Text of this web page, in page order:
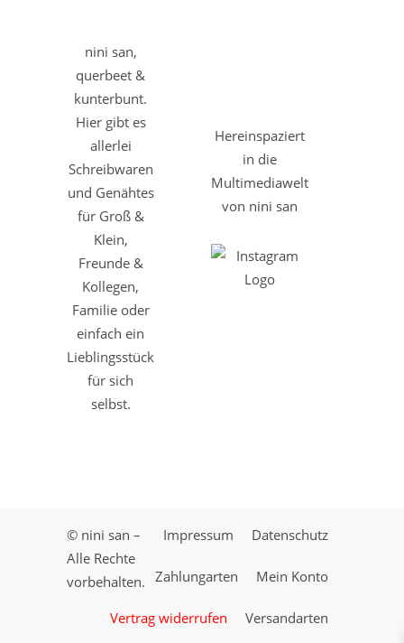
nini san,
querbeet &
kunterbunt.
Hier gibt es
allerlei
Schreibwaren
und Genähtes
für Groß &
Klein,
Freunde &
Kollegen,
Familie oder
einfach ein
Lieblingsstück
für sich
selbst.
Hereinspaziert
in die
Multimediawelt
von nini san
Datenschutz
Impressum
Mein Konto
Zahlungarten
Versandarten
Vertrag widerrufen
© nini san –
Alle Rechte
vorbehalten.